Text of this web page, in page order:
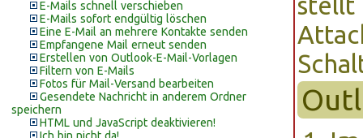
E-Mails schnell verschieben
E-Mails sofort endgültig löschen
Eine E-Mail an mehrere Kontakte senden
Empfangene Mail erneut senden
Erstellen von Outlook-E-Mail-Vorlagen
Filtern von E-Mails
Fotos für Mail-Versand bearbeiten
Gesendete Nachricht in anderem Ordner
speichern
HTML und JavaScript deaktivieren!